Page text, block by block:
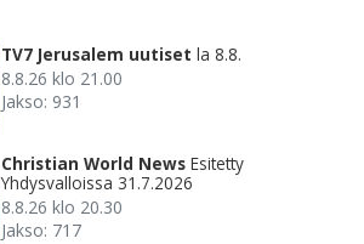
TV7 Jerusalem uutiset la 8.8.
8.8.26 klo 21.00
Jakso: 931
Christian World News Esitetty
Yhdysvalloissa 31.7.2026
8.8.26 klo 20.30
Jakso: 717